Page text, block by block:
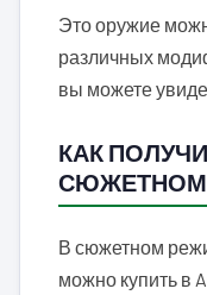
Это оружие
различных
вы можете
КАК ПОЛУЧИТЬ
СЮЖЕТНОМ
В сюжетном
можно купить в